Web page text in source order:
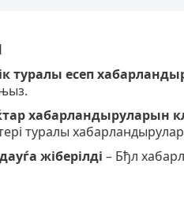
туралы есеп
хабарландыруларын
туралы
жіберілді – Бђл